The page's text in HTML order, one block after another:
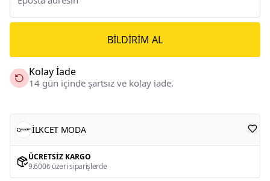
BILDIRIM AL
Kolay İade
14 gün içinde şartsız ve kolay iade.
İLKCET MODA
ÜCRETSIZ KARGO
9.600₺ üzeri siparişlerde